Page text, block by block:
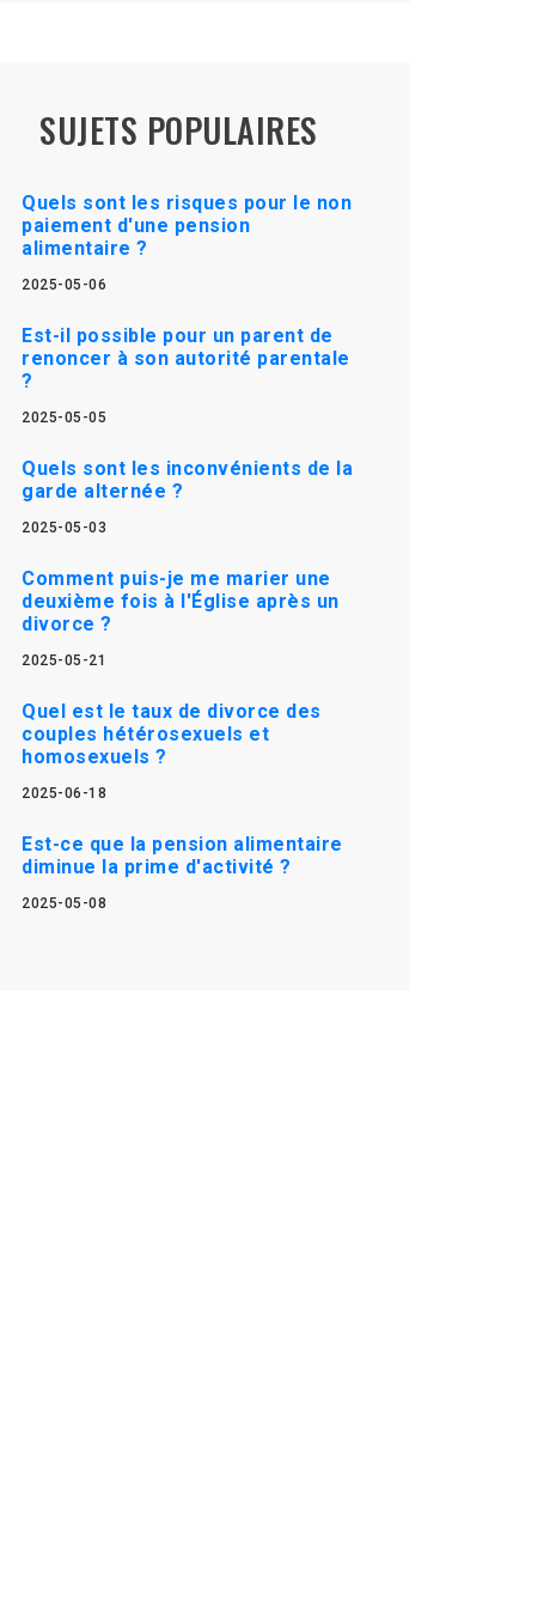
SUJETS POPULAIRES
Quels sont les risques pour le non
paiement d'une pension
alimentaire ?
2025-05-06
Est-il possible pour un parent de
renoncer à son autorité parentale
?
2025-05-05
Quels sont les inconvénients de la
garde alternée ?
2025-05-03
Comment puis-je me marier une
deuxième fois à l'Église après un
divorce ?
2025-05-21
Quel est le taux de divorce des
couples hétérosexuels et
homosexuels ?
2025-06-18
Est-ce que la pension alimentaire
diminue la prime d'activité ?
2025-05-08